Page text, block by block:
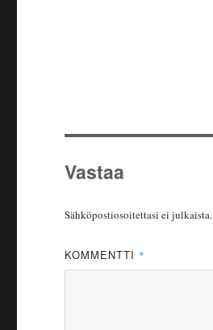
Vastaa
Sähköpostiosoitettasi ei julkaista.
KOMMENTTI *